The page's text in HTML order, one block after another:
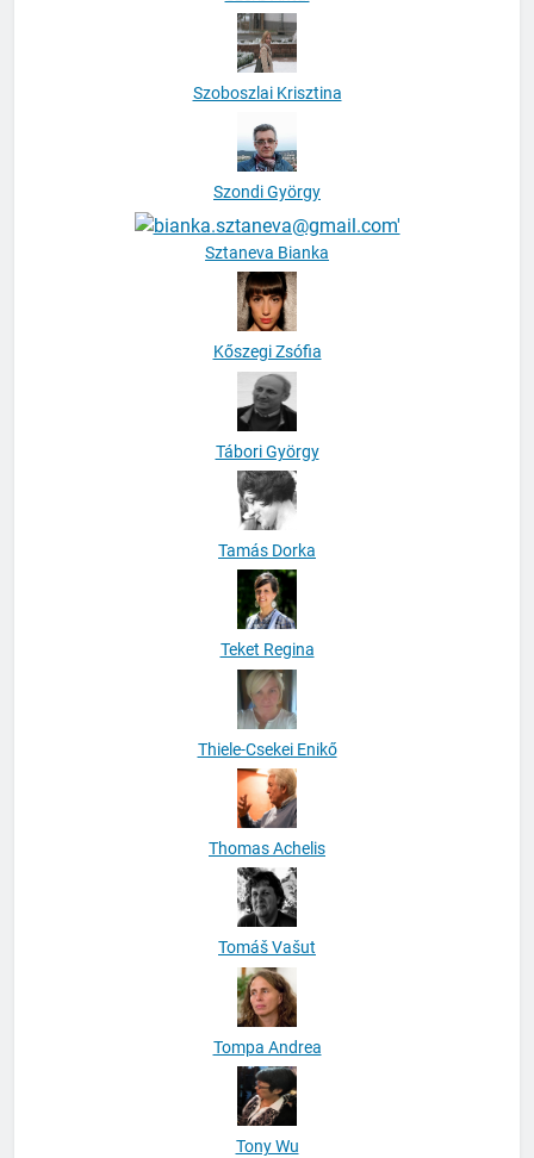
Szoboszlai Krisztina
Szondi György
Kőszegi Zsófia
Tábori György
Tamás Dorka
Teket Regina
Thiele-Csekei Enikő
Thomas Achelis
Tomáš Vašut
Tompa Andrea
Tony Wu